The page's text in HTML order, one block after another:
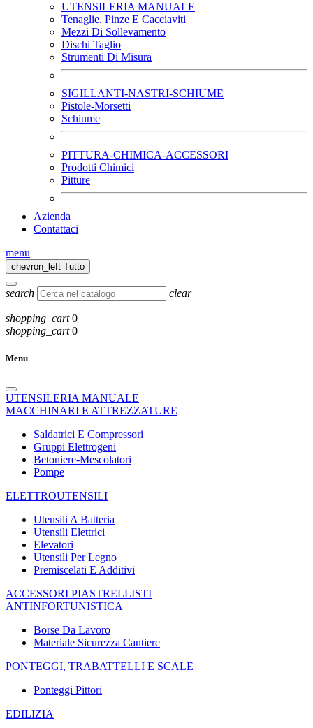
UTENSILERIA MANUALE
Tenaglie, Pinze E Cacciaviti
Mezzi Di Sollevamento
Dischi Taglio
Strumenti Di Misura
SIGILLANTI-NASTRI-SCHIUME
Pistole-Morsetti
Schiume
PITTURA-CHIMICA-ACCESSORI
Prodotti Chimici
Pitture
Azienda
Contattaci
menu
chevron_left Tutto
search clear
shopping_cart 0
shopping_cart 0
Menu
UTENSILERIA MANUALE
MACCHINARI E ATTREZZATURE
Saldatrici E Compressori
Gruppi Elettrogeni
Betoniere-Mescolatori
Pompe
ELETTROUTENSILI
Utensili A Batteria
Utensili Elettrici
Elevatori
Utensili Per Legno
Premiscelati E Additivi
ACCESSORI PIASTRELLISTI
ANTINFORTUNISTICA
Borse Da Lavoro
Materiale Sicurezza Cantiere
PONTEGGI, TRABATTELLI E SCALE
Ponteggi Pittori
EDILIZIA